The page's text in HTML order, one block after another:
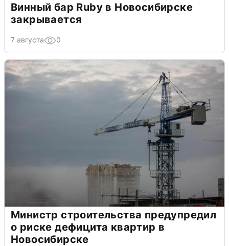
Винный бар Ruby в Новосибирске
закрывается
7 августа 0
Министр строительства предупредил
о риске дефицита квартир в
Новосибирске